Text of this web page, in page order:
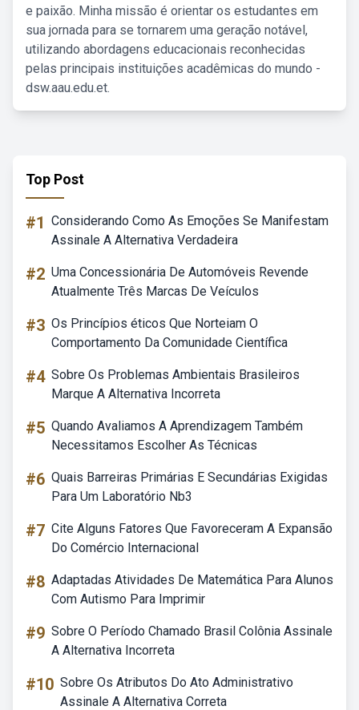
e paixão. Minha missão é orientar os estudantes em
sua jornada para se tornarem uma geração notável,
utilizando abordagens educacionais reconhecidas
pelas principais instituições acadêmicas do mundo -
dsw.aau.edu.et.
Top Post
#1 Considerando Como As Emoções Se Manifestam
Assinale A Alternativa Verdadeira
#2 Uma Concessionária De Automóveis Revende
Atualmente Três Marcas De Veículos
#3 Os Princípios éticos Que Norteiam O
Comportamento Da Comunidade Científica
#4 Sobre Os Problemas Ambientais Brasileiros
Marque A Alternativa Incorreta
#5 Quando Avaliamos A Aprendizagem Também
Necessitamos Escolher As Técnicas
#6 Quais Barreiras Primárias E Secundárias Exigidas
Para Um Laboratório Nb3
#7 Cite Alguns Fatores Que Favoreceram A Expansão
Do Comércio Internacional
#8 Adaptadas Atividades De Matemática Para Alunos
Com Autismo Para Imprimir
#9 Sobre O Período Chamado Brasil Colônia Assinale
A Alternativa Incorreta
#10 Sobre Os Atributos Do Ato Administrativo
Assinale A Alternativa Correta